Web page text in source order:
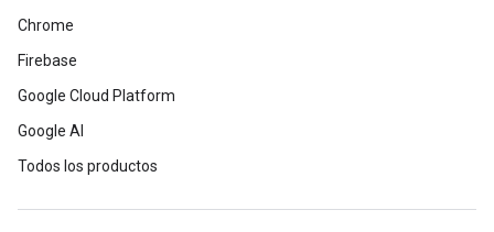
Chrome
Firebase
Google Cloud Platform
Google AI
Todos los productos